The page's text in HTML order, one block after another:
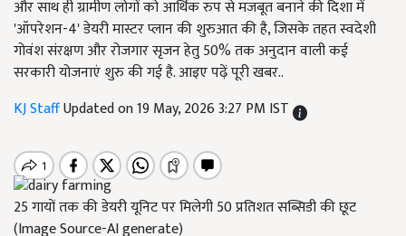
और साथ ही ग्रामीण लोगों को आर्थिक रुप से मजबूत बनाने की दिशा में
'ऑपरेशन-4' डेयरी मास्टर प्लान की शुरुआत की है, जिसके तहत स्वदेशी
गोवंश संरक्षण और रोजगार सृजन हेतु 50% तक अनुदान वाली कई
सरकारी योजनाएं शुरु की गई है. आइए पढ़ें पूरी खबर..
KJ StaffUpdated on 19 May, 2026 3:27 PM IST
25 गायों तक की डेयरी यूनिट पर मिलेगी 50 प्रतिशत सब्सिडी की छूट
(Image Source-AI generate)